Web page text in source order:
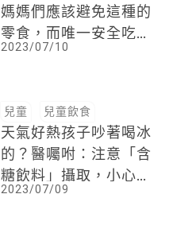
媽媽們應該避免這種的
零食，而唯一安全吃棉
花糖的方法，就只有這
2023/07/10
兒童 兒童飲食
天氣好熱孩子吵著喝冰
的？醫囑咐：注意「含
糖飲料」攝取，小心一
個暑假回來體重爆表！
2023/07/09